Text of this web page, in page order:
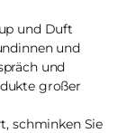
und Duft
und
und
großer
schminken Sie